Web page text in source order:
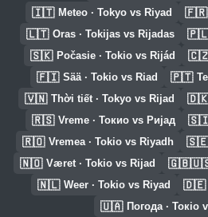
🇮🇹 Meteo · Tokyo vs Riyad 🇫🇷
🇱🇹 Oras · Tokijas vs Rijadas
🇸🇰 Počasie · Tokio vs Rijád
🇫🇮 Sää · Tokio vs Riad 🇵🇹
🇻🇳 Thời tiết · Tokyo vs Rijad
🇷🇸 Vreme · Токио vs Ријад
🇷🇴 Vremea · Tokio vs Riyadh 🇸🇪
🇳🇴 Været · Tokio vs Rijad
🇳🇱 Weer · Tokio vs Riyad 🇩🇪
🇺🇦 Погода · Токіо